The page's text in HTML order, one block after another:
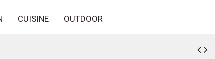
CUISINE OUTDOOR